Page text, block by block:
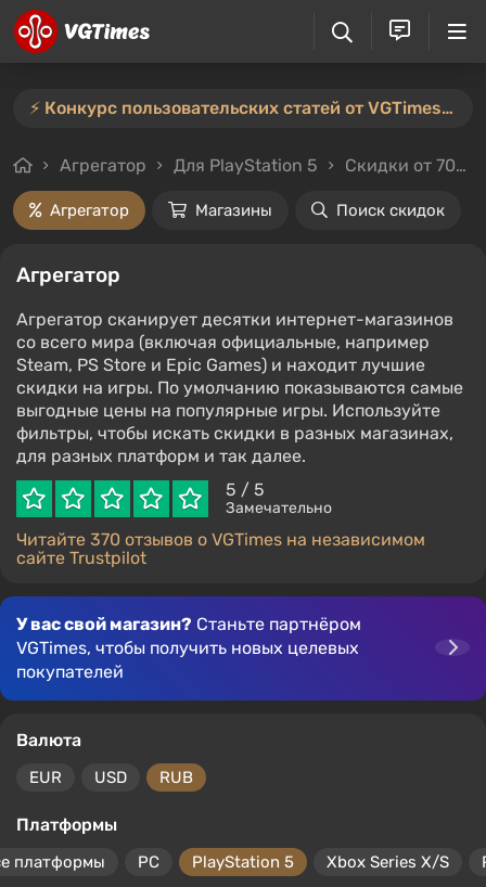
⚡️ Конкурс пользовательских статей от VGTimes продлён — участвуйте тут ⚡️
Агрегатор Для PlayStation 5 Скидки от 70%
Агрегатор Магазины Поиск скидок
Агрегатор
Агрегатор сканирует десятки интернет-магазинов
со всего мира (включая официальные, например
Steam, PS Store и Epic Games) и находит лучшие
скидки на игры. По умолчанию показываются самые
выгодные цены на популярные игры. Используйте
фильтры, чтобы искать скидки в разных магазинах,
для разных платформ и так далее.
5 / 5
Замечательно
Читайте 370 отзывов о VGTimes на независимом
сайте Trustpilot
У вас свой магазин? Станьте партнёром
VGTimes, чтобы получить новых целевых
покупателей
Валюта
EUR USD RUB
Платформы
платформы PC PlayStation 5 Xbox Series X/S